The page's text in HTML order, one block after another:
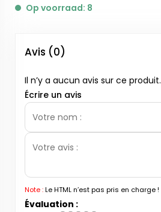
Op voorraad: 8
Avis (0)
Il n’y a aucun avis sur ce produit.
Écrire un avis
Note :Le HTML n’est pas pris en charge !
Évaluation :